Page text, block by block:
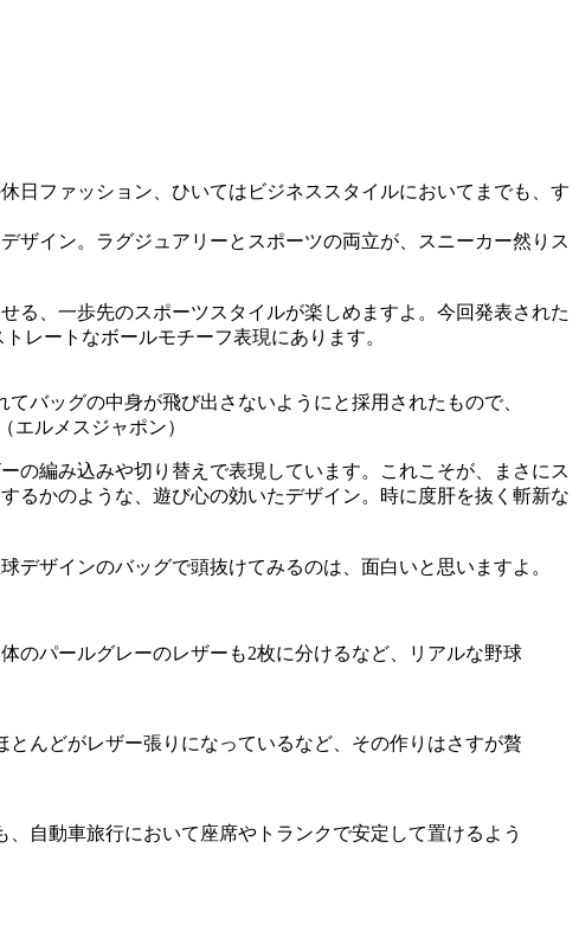
日ファッション、ひいてはビジネススタイルにおいてまでも、す
ザイン。ラグジュアリーとスポーツの両立が、スニーカー然りス
る、一歩先のスポーツスタイルが楽しめますよ。今回発表された
レートなボールモチーフ表現にあります。
バッグの中身が飛び出さないようにと採用されたもので、
エルメスジャポン）
の編み込みや切り替えで表現しています。これこそが、まさにス
るかのような、遊び心の効いたデザイン。時に度肝を抜く斬新な
ザインのバッグで頭抜けてみるのは、面白いと思いますよ。
のパールグレーのレザーも2枚に分けるなど、リアルな野球
んどがレザー張りになっているなど、その作りはさすが贅
自動車旅行において座席やトランクで安定して置けるよう